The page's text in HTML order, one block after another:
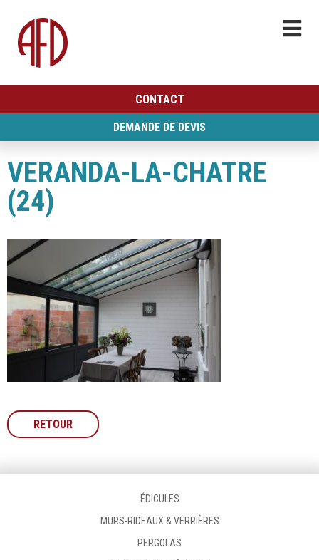
CONTACT
DEMANDE DE DEVIS
VERANDA-LA-CHATRE
(24)
RETOUR
ÉDICULES
MURS-RIDEAUX & VERRIÈRES
PERGOLAS